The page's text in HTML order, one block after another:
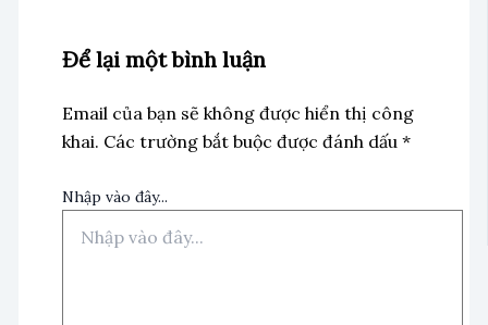
Để lại một bình luận
Email của bạn sẽ không được hiển thị công
khai. Các trường bắt buộc được đánh dấu *
Nhập vào đây...